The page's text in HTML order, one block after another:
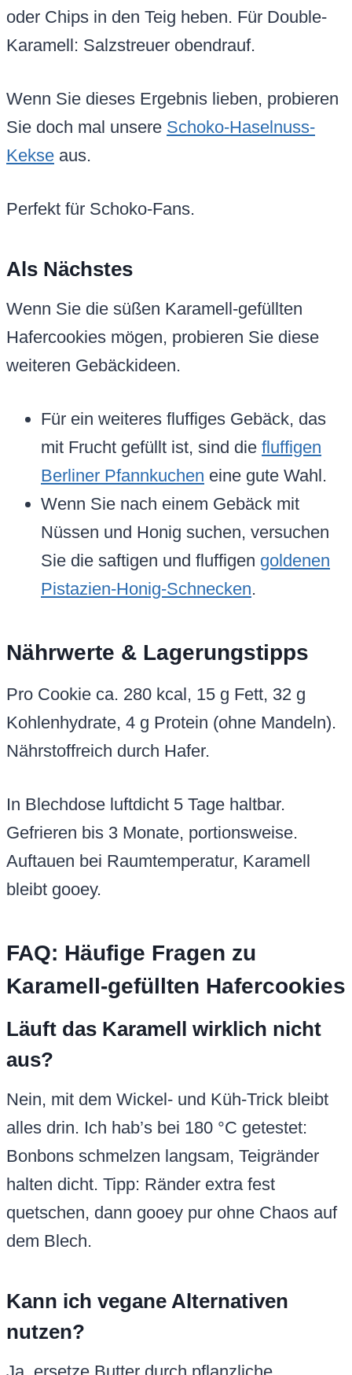
oder Chips in den Teig heben. Für Double-
Karamell: Salzstreuer obendrauf.
Wenn Sie dieses Ergebnis lieben, probieren
Sie doch mal unsere Schoko-Haselnuss-
Kekse aus.
Perfekt für Schoko-Fans.
Als Nächstes
Wenn Sie die süßen Karamell-gefüllten
Hafercookies mögen, probieren Sie diese
weiteren Gebäckideen.
Für ein weiteres fluffiges Gebäck, das
mit Frucht gefüllt ist, sind die fluffigen
Berliner Pfannkuchen eine gute Wahl.
Wenn Sie nach einem Gebäck mit
Nüssen und Honig suchen, versuchen
Sie die saftigen und fluffigen goldenen
Pistazien-Honig-Schnecken.
Nährwerte & Lagerungstipps
Pro Cookie ca. 280 kcal, 15 g Fett, 32 g
Kohlenhydrate, 4 g Protein (ohne Mandeln).
Nährstoffreich durch Hafer.
In Blechdose luftdicht 5 Tage haltbar.
Gefrieren bis 3 Monate, portionsweise.
Auftauen bei Raumtemperatur, Karamell
bleibt gooey.
FAQ: Häufige Fragen zu
Karamell-gefüllten Hafercookies
Läuft das Karamell wirklich nicht
aus?
Nein, mit dem Wickel- und Küh-Trick bleibt
alles drin. Ich hab’s bei 180 °C getestet:
Bonbons schmelzen langsam, Teigränder
halten dicht. Tipp: Ränder extra fest
quetschen, dann gooey pur ohne Chaos auf
dem Blech.
Kann ich vegane Alternativen
nutzen?